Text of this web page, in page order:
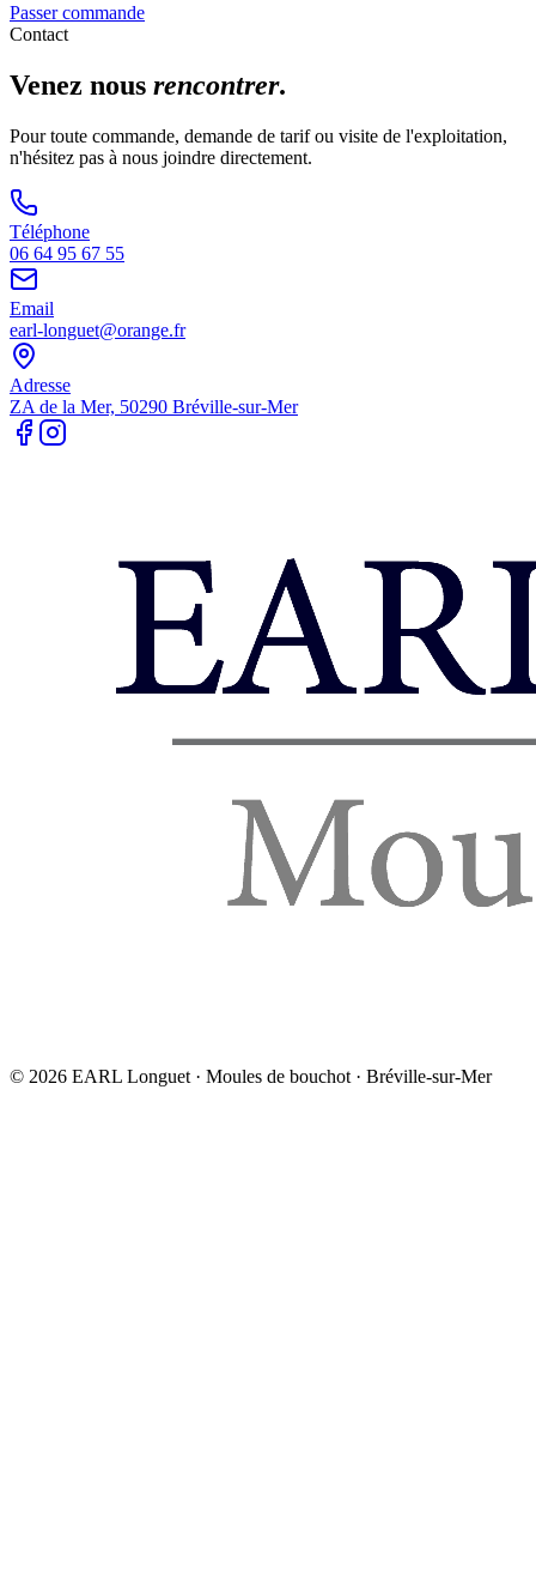
Passer commande
Contact
Venez nous rencontrer.
Pour toute commande, demande de tarif ou visite de l'exploitation,
n'hésitez pas à nous joindre directement.
Téléphone
06 64 95 67 55
Email
earl-longuet@orange.fr
Adresse
ZA de la Mer, 50290 Bréville-sur-Mer
© 2026 EARL Longuet · Moules de bouchot · Bréville-sur-Mer